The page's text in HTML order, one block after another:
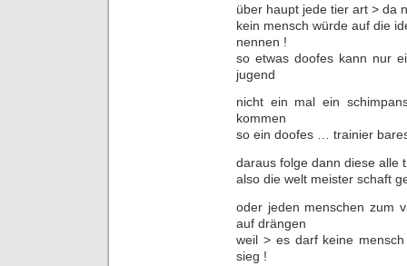
über haupt jede tier art > da
kein mensch würde auf die
nennen !
so etwas doofes kann nur
jugend
nicht ein mal ein
kommen
so ein doofes … trainier
daraus folge dann diese alle
also die welt meister schaft
oder jeden menschen zum
auf drängen
weil > es darf keine
sieg !